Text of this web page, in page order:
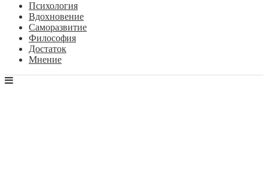
Психология
Вдохновение
Саморазвитие
Философия
Достаток
Мнение